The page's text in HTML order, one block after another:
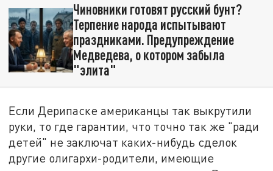
Чиновники готовят русский бунт?
Терпение народа испытывают
праздниками. Предупреждение
Медведева, о котором забыла
"элита"
Если Дерипаске американцы так выкрутили
руки, то где гарантии, что точно так же "ради
детей" не заключат каких-нибудь сделок
другие олигархи-родители, имеющие